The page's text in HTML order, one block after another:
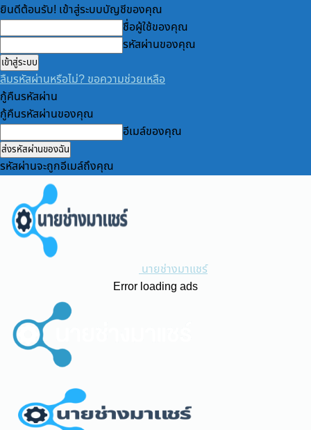
ยินดีต้อนรับ! เข้าสู่ระบบบัญชีของคุณ
ชื่อผู้ใช้ของคุณ
รหัสผ่านของคุณ
ลืมรหัสผ่านหรือไม่? ขอความช่วยเหลือ
กู้คืนรหัสผ่าน
กู้คืนรหัสผ่านของคุณ
อีเมล์ของคุณ
รหัสผ่านจะถูกอีเมล์ถึงคุณ
นายช่างมาแชร์
Error loading ads